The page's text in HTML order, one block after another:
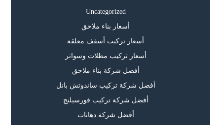
Uncategorized
أسعار بناء ملاحق
أسعار تركيب أسقف معلقة
أسعار تركيب مظلات وسواتر
أفضل شركة بناء ملاحق
أفضل شركة تركيب ساندوتش بانل
أفضل شركة تركيب فورسيلنج
أفضل شركة دهانات